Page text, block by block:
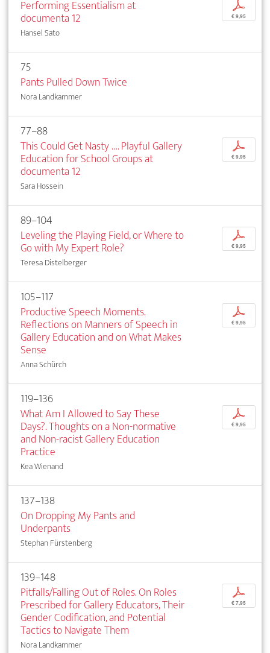
Performing Essentialism at
documenta 12
Hansel Sato
p
€ 9,95
75
Pants Pulled Down Twice
Nora Landkammer
77–88
This Could Get Nasty …. Playful Gallery
Education for School Groups at
documenta 12
Sara Hossein
p
€ 9,95
89–104
Leveling the Playing Field, or Where to
Go with My Expert Role?
Teresa Distelberger
p
€ 9,95
105–117
Productive Speech Moments.
Reflections on Manners of Speech in
Gallery Education and on What Makes
Sense
Anna Schürch
p
€ 9,95
119–136
What Am I Allowed to Say These
Days?. Thoughts on a Non-normative
and Non-racist Gallery Education
Practice
Kea Wienand
p
€ 9,95
137–138
On Dropping My Pants and
Underpants
Stephan Fürstenberg
139–148
Pitfalls/Falling Out of Roles. On Roles
Prescribed for Gallery Educators, Their
Gender Codification, and Potential
Tactics to Navigate Them
Nora Landkammer
p
€ 7,95